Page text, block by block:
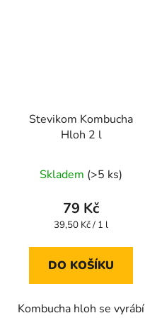
Stevikom Kombucha
Hloh 2 l
hodnocení
produktu
je
z
Skladem (>5 ks)
79 Kč
Měrná
39,50 Kč / 1 l
DO KOŠÍKU
Kombucha hloh se vyrábí